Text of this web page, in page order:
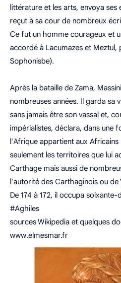
littérature et les arts, envoya
reçut à sa cour de nombreux
Ce fut un homme courageux et
accordé à Lacumazes et
Sophonisbe).
Après la bataille de Zama,
nombreuses années. Il garda sa
sans jamais être son vassal et,
impérialistes, déclara, dans une
l'Afrique appartient aux
seulement les territoires que lui
Carthage mais aussi de
l'autorité des Carthaginois ou de
De 174 à 172, il occupa
#Aghiles
sources Wikipedia et quelques
www.elmesmar.fr